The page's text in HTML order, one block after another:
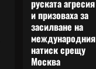
руската агресия
и призоваха за
засилване на
международния
натиск срещу
Москва